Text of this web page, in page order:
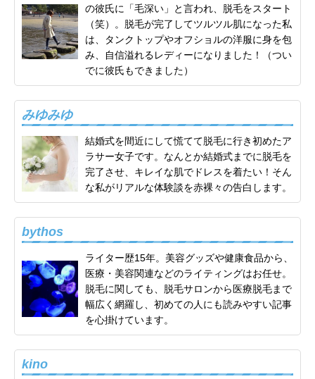
の彼氏に「毛深い」と言われ、脱毛をスタート
（笑）。脱毛が完了してツルツル肌になった私
は、タンクトップやオフショルの洋服に身を包
み、自信溢れるレディーになりました！（つい
でに彼氏もできました）
みゆみゆ
結婚式を間近にして慌てて脱毛に行き初めたア
ラサー女子です。なんとか結婚式までに脱毛を
完了させ、キレイな肌でドレスを着たい！そん
な私がリアルな体験談を赤裸々の告白します。
bythos
ライター歴15年。美容グッズや健康食品から、
医療・美容関連などのライティングはお任せ。
脱毛に関しても、脱毛サロンから医療脱毛まで
幅広く網羅し、初めての人にも読みやすい記事
を心掛けています。
kino